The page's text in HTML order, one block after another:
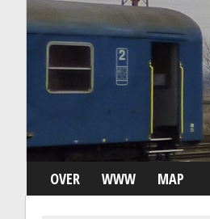
OVER WWW MAP